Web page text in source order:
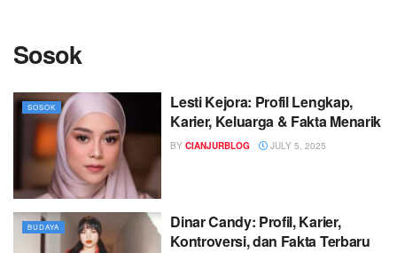
Sosok
SOSOK
Lesti Kejora: Profil Lengkap,
Karier, Keluarga & Fakta Menarik
BY CIANJURBLOG JULY 5, 2025
BUDAYA
Dinar Candy: Profil, Karier,
Kontroversi, dan Fakta Terbaru